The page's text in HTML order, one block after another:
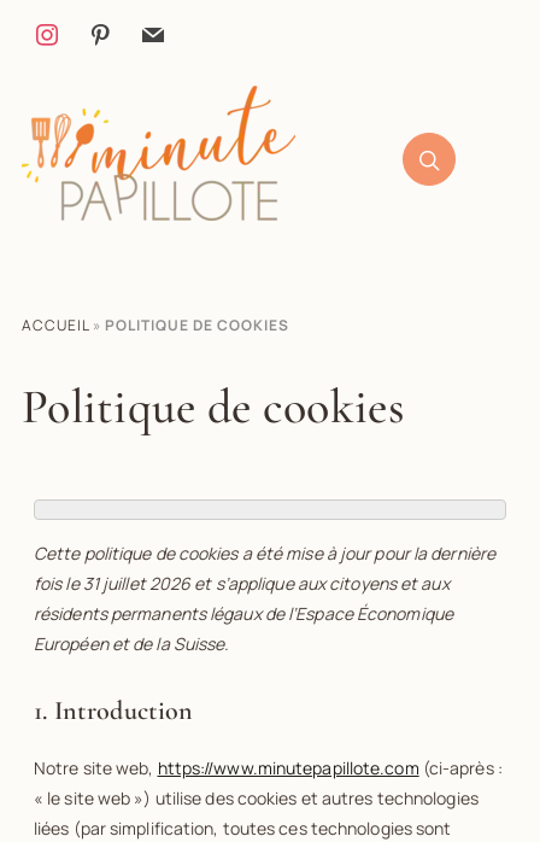
ACCUEIL» POLITIQUE DE COOKIES
Politique de cookies
Cette politique de cookies a été mise à jour pour la dernière
fois le 31 juillet 2026 et s’applique aux citoyens et aux
résidents permanents légaux de l’Espace Économique
Européen et de la Suisse.
1. Introduction
Notre site web, https://www.minutepapillote.com (ci-après :
« le site web ») utilise des cookies et autres technologies
liées (par simplification, toutes ces technologies sont